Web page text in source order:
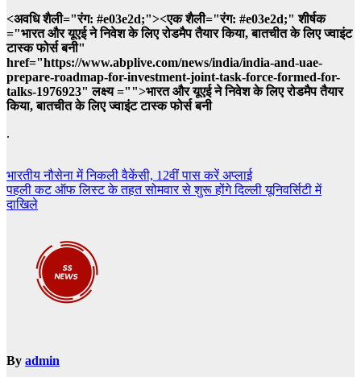
<अवधि शैली="रंग: #e03e2d;"><एक शैली="रंग: #e03e2d;" शीर्षक
="भारत और यूएई ने निवेश के लिए रोडमैप तैयार किया, बातचीत के लिए ज्वाइंट
टास्क फोर्स बनी"
href="https://www.abplive.com/news/india/india-and-uae-
prepare-roadmap-for-investment-joint-task-force-formed-for-
talks-1976923" लक्ष्य ="">भारत और यूएई ने निवेश के लिए रोडमैप तैयार
किया, बातचीत के लिए ज्वाइंट टास्क फोर्स बनी
.
Post
navigation
भारतीय नौसेना में निकली वैकेंसी, 12वीं पास करें अप्लाई
पहली कट ऑफ लिस्ट के तहत सोमवार से शुरू होंगे दिल्ली यूनिवर्सिटी में
दाखिले
By admin